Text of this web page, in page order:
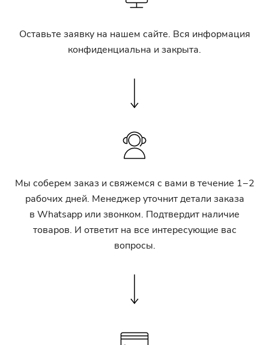
Оставьте заявку на нашем сайте. Вся информация
конфиденциальна и закрыта.
Мы соберем заказ и свяжемся с вами в течение 1−2
рабочих дней. Менеджер уточнит детали заказа
в Whatsapp или звонком. Подтвердит наличие
товаров. И ответит на все интересующие вас
вопросы.